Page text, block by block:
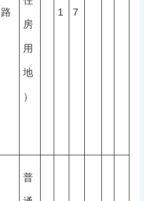
路
房
用
地
）
1 7
普